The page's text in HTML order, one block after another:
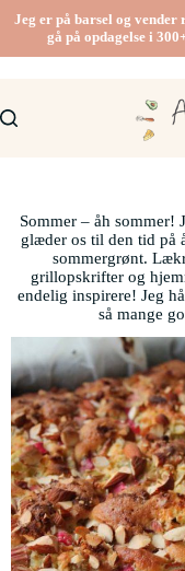
Jeg er på barsel og
gå på opdagelse i
Sommer – åh sommer!
glæder os til den tid på
sommergrønt.
grillopskrifter og
endelig inspirere! Jeg
så mange